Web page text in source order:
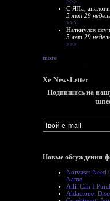
С ЯПа,
5 лет 29
>>>
Наткнулся
5 лет 29
>>>
more
Xe-NewsLetter
Подпишись на
Новые обсуждения
Norvasc: Need
Name
Alli: Can I
Aldactone: